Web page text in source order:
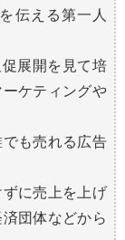
伝える第一人
展開を見て培
ケティングや
も売れる広告
に売上を上げ
団体などから